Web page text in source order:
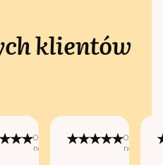
klientów
Opublikowano
na:
na: